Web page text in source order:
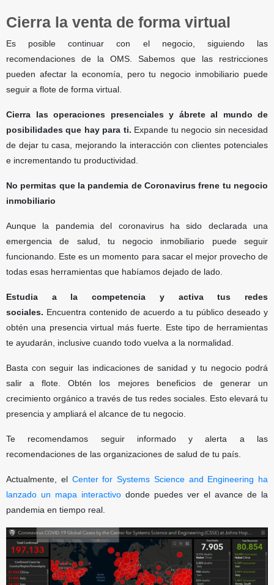
Cierra la venta de forma virtual
Es posible continuar con el negocio, siguiendo las
recomendaciones de la OMS. Sabemos que las restricciones
pueden afectar la economía, pero tu negocio inmobiliario puede
seguir a flote de forma virtual.
Cierra las operaciones presenciales y ábrete al mundo de
posibilidades que hay para ti. Expande tu negocio sin necesidad
de dejar tu casa, mejorando la interacción con clientes potenciales
e incrementando tu productividad.
No permitas que la pandemia de Coronavirus frene tu negocio
inmobiliario
Aunque la pandemia del coronavirus ha sido declarada una
emergencia de salud, tu negocio inmobiliario puede seguir
funcionando. Este es un momento para sacar el mejor provecho de
todas esas herramientas que habíamos dejado de lado.
Estudia a la competencia y activa tus redes
sociales. Encuentra contenido de acuerdo a tu público deseado y
obtén una presencia virtual más fuerte. Este tipo de herramientas
te ayudarán, inclusive cuando todo vuelva a la normalidad.
Basta con seguir las indicaciones de sanidad y tu negocio podrá
salir a flote. Obtén los mejores beneficios de generar un
crecimiento orgánico a través de tus redes sociales. Esto elevará tu
presencia y ampliará el alcance de tu negocio.
Te recomendamos seguir informado y alerta a las
recomendaciones de las organizaciones de salud de tu país.
Actualmente, el Center for Systems Science and Engineering ha
lanzado un mapa interactivo donde puedes ver el avance de la
pandemia en tiempo real.